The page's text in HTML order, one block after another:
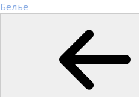
Белье